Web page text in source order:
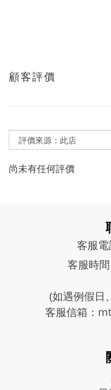
顧客評價
尚未有任何評價
客服
客服時
PM-
(如遇例假日
客服信箱：